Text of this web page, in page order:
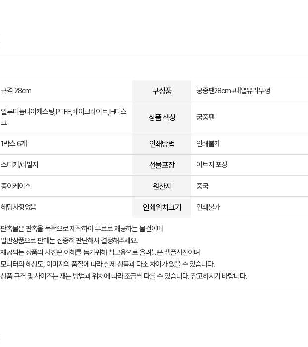
규격 28cm 구성품 궁중팬28cm+내열유리뚜껑
알루미늄다이캐스팅,PTFE,베이크라이트,IH디스
크
상품 색상 궁중팬
1박스 6개 인쇄방법 인쇄불가
스티커/라벨지 선물포장 아트지 포장
종이케이스 원산지 중국
해당사항없음 인쇄위치크기 인쇄불가
판촉물은 판촉을 목적으로 제작하여 무료로 제공하는 물건이며
일반상품으로 판매는 신중히 판단해서 결정해주세요.
제공되는 상품의 사진은 이해를 돕기위해 참고용으로 올려놓은 샘플사진이며
모니터의 해상도, 이미지의 품질에 따라 실제 상품과 다소 차이가 있을 수 있습니다.
상품 규격 및 사이즈는 재는 방법과 위치에 따라 조금씩 다를 수 있습니다. 참고하시기 바랍니다.